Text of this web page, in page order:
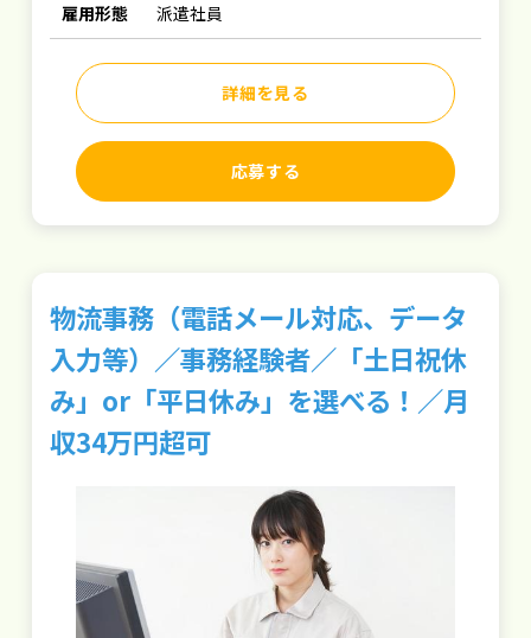
雇用形態 派遣社員
詳細を見る
応募する
物流事務（電話メール対応、データ
入力等）／事務経験者／「土日祝休
み」or「平日休み」を選べる！／月
収34万円超可